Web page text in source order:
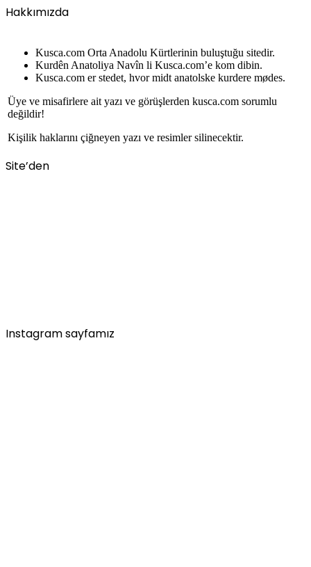
Hakkımızda
Kusca.com Orta Anadolu Kürtlerinin buluştuğu sitedir.
Kurdên Anatoliya Navîn li Kusca.com’e kom dibin.
Kusca.com er stedet, hvor midt anatolske kurdere mødes.
Üye ve misafirlere ait yazı ve görüşlerden kusca.com sorumlu
değildir!
Kişilik haklarını çiğneyen yazı ve resimler silinecektir.
Site’den
Instagram sayfamız